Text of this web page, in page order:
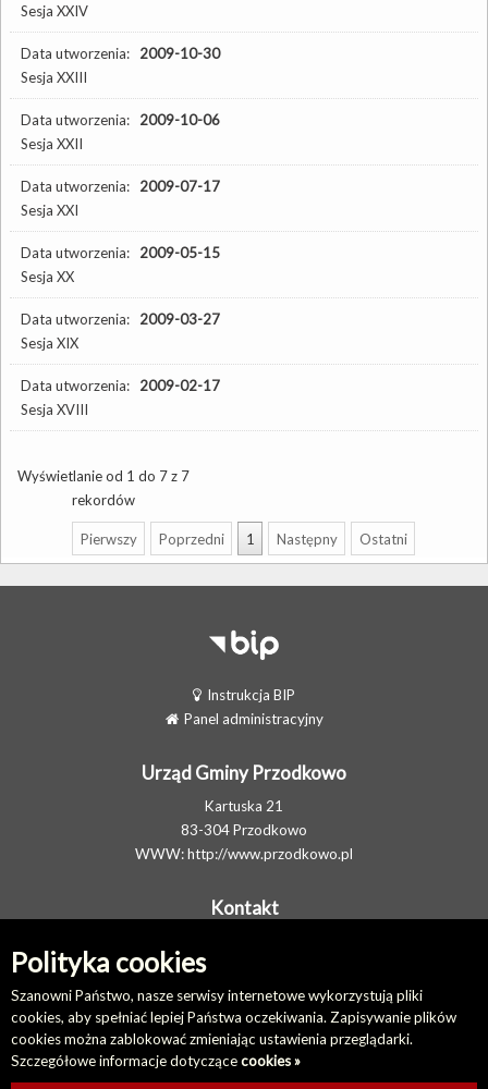
Polityka cookies
Szanowni Państwo, nasze serwisy internetowe wykorzystują pliki
cookies, aby spełniać lepiej Państwa oczekiwania. Zapisywanie plików
cookies można zablokować zmieniając ustawienia przeglądarki.
Szczegółowe informacje dotyczącecookies »
Sesja XXIV
Data utworzenia: 2009-10-30
Sesja XXIII
Data utworzenia: 2009-10-06
Sesja XXII
Data utworzenia: 2009-07-17
Sesja XXI
Data utworzenia: 2009-05-15
Sesja XX
Data utworzenia: 2009-03-27
Sesja XIX
Data utworzenia: 2009-02-17
Sesja XVIII
Wyświetlanie od 1 do 7 z 7
rekordów
Pierwszy Poprzedni 1 Następny Ostatni
Instrukcja BIP
Panel administracyjny
Urząd Gminy Przodkowo
Kartuska 21
83-304 Przodkowo
WWW:http://www.przodkowo.pl
Kontakt
E-MAIL:
Elektroniczna Skrzynka Podawcza
Na skróty